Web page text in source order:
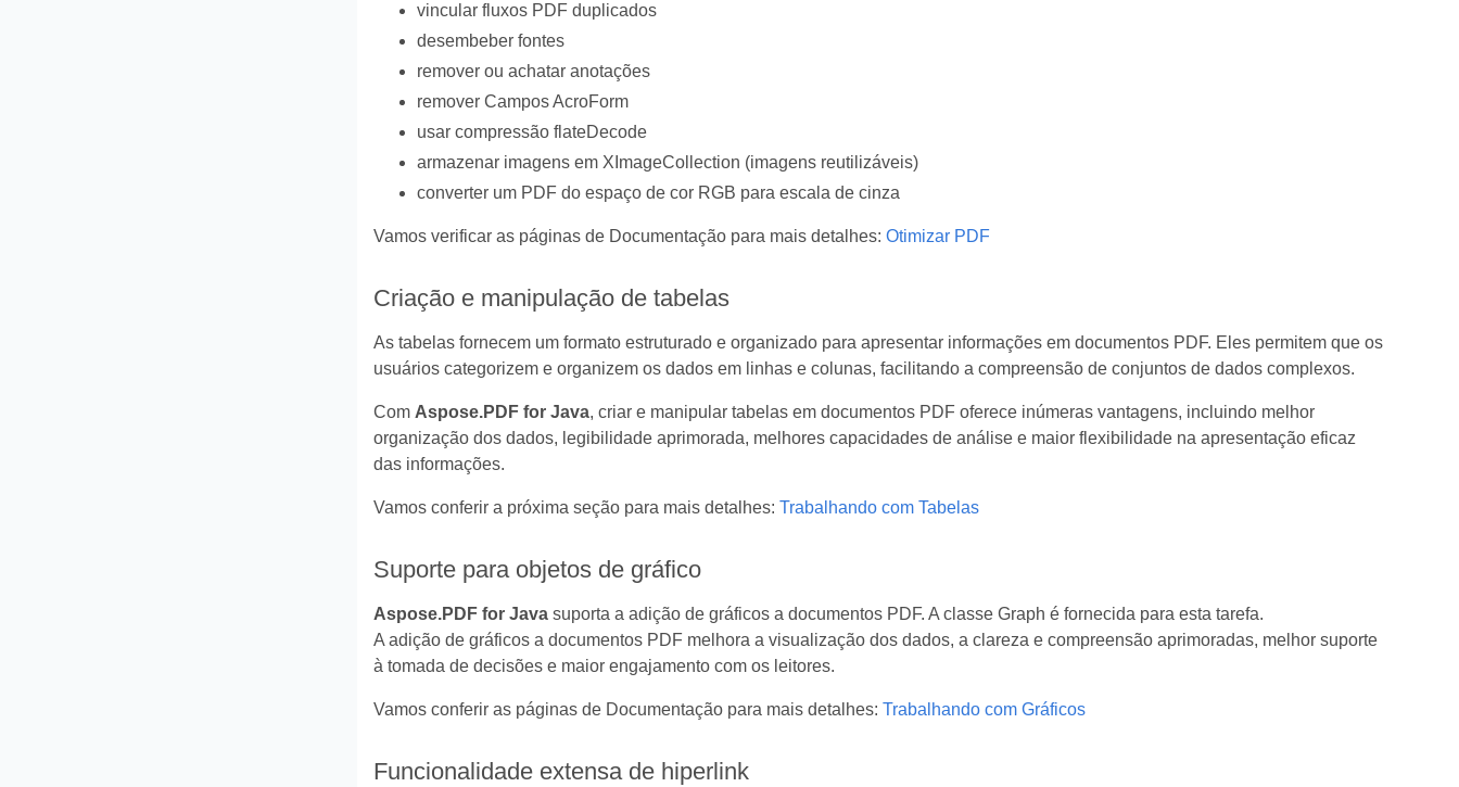
vincular fluxos PDF duplicados
desembeber fontes
remover ou achatar anotações
remover Campos AcroForm
usar compressão flateDecode
armazenar imagens em XImageCollection (imagens reutilizáveis)
converter um PDF do espaço de cor RGB para escala de cinza
Vamos verificar as páginas de Documentação para mais detalhes: Otimizar PDF
Criação e manipulação de tabelas
As tabelas fornecem um formato estruturado e organizado para apresentar informações em documentos PDF. Eles permitem que os
usuários categorizem e organizem os dados em linhas e colunas, facilitando a compreensão de conjuntos de dados complexos.
Com Aspose.PDF for Java, criar e manipular tabelas em documentos PDF oferece inúmeras vantagens, incluindo melhor
organização dos dados, legibilidade aprimorada, melhores capacidades de análise e maior flexibilidade na apresentação eficaz
das informações.
Vamos conferir a próxima seção para mais detalhes: Trabalhando com Tabelas
Suporte para objetos de gráfico
Aspose.PDF for Javasuporta a adição de gráficos a documentos PDF. A classe Graph é fornecida para esta tarefa.
A adição de gráficos a documentos PDF melhora a visualização dos dados, a clareza e compreensão aprimoradas, melhor suporte
à tomada de decisões e maior engajamento com os leitores.
Vamos conferir as páginas de Documentação para mais detalhes: Trabalhando com Gráficos
Funcionalidade extensa de hiperlink